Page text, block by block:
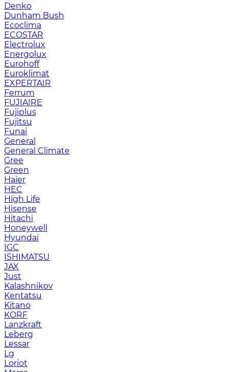
Denko
Dunham Bush
Ecoclima
ECOSTAR
Electrolux
Energolux
Eurohoff
Euroklimat
EXPERTAIR
Ferrum
FUJIAIRE
Fujiplus
Fujitsu
Funai
General
General Climate
Gree
Green
Haier
HEC
High Life
Hisense
Hitachi
Honeywell
Hyundai
IGC
ISHIMATSU
JAX
Just
Kalashnikov
Kentatsu
Kitano
KORF
Lanzkraft
Leberg
Lessar
Lg
Loriot